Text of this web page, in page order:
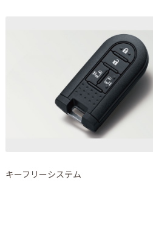
キーフリーシステム